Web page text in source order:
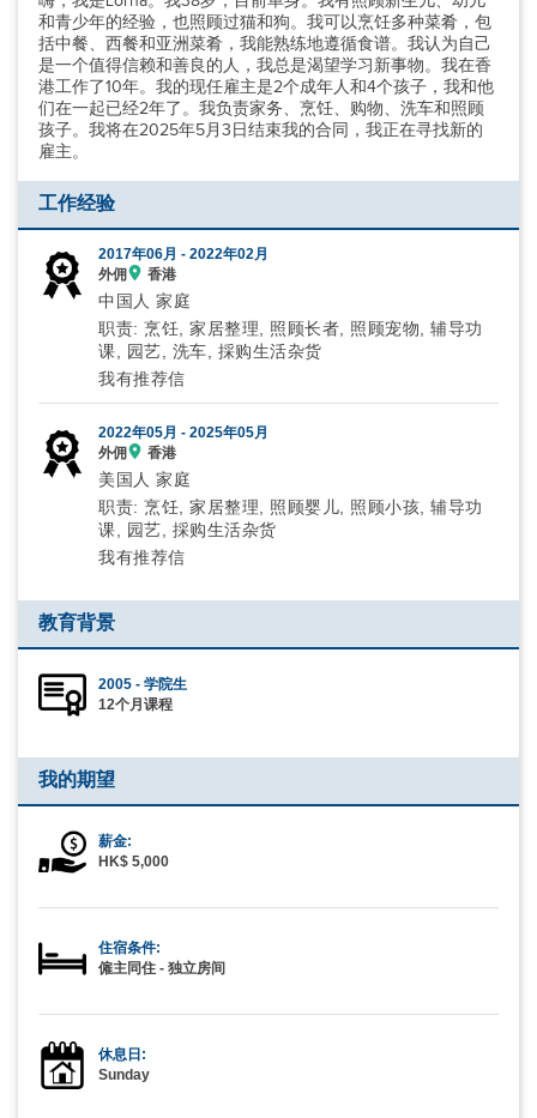
和青少年的经验，也照顾过猫和狗。我可以烹饪多种菜肴，包
括中餐、西餐和亚洲菜肴，我能熟练地遵循食谱。我认为自己
是一个值得信赖和善良的人，我总是渴望学习新事物。我在香
港工作了10年。我的现任雇主是2个成年人和4个孩子，我和他
们在一起已经2年了。我负责家务、烹饪、购物、洗车和照顾
孩子。我将在2025年5月3日结束我的合同，我正在寻找新的
雇主。
工作经验
2017年06月 -2022年02月
外佣
香港
中国人 家庭
职责: 烹饪, 家居整理, 照顾长者, 照顾宠物, 辅导功
课, 园艺, 洗车, 採购生活杂货
我有推荐信
2022年05月 -2025年05月
外佣
香港
美国人 家庭
职责: 烹饪, 家居整理, 照顾婴儿, 照顾小孩, 辅导功
课, 园艺, 採购生活杂货
我有推荐信
教育背景
2005 - 学院生
12个月课程
我的期望
薪金:
HK$ 5,000
住宿条件:
僱主同住 - 独立房间
休息日:
Sunday